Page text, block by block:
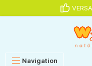
Navigation